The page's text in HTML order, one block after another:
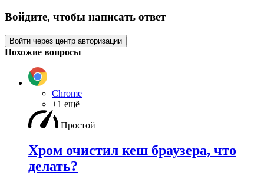
Войдите, чтобы написать ответ
Войти через центр авторизации
Похожие вопросы
Chrome
+1 ещё
Простой
Хром очистил кеш браузера, что
делать?